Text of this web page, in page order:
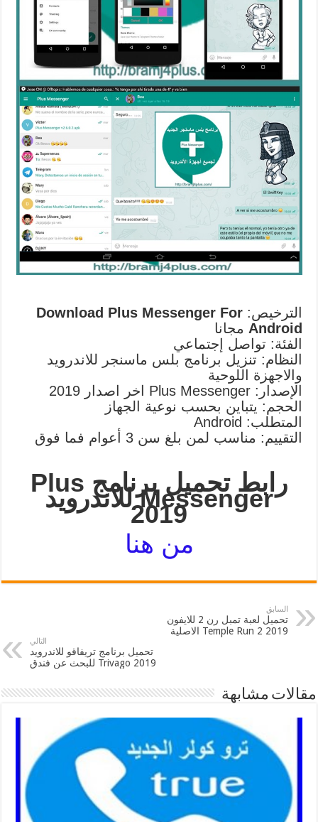
الترخيص:Download Plus Messenger For
Android مجانا
الفئة: تواصل إجتماعي
النظام: تنزيل برنامج بلس ماسنجر للاندرويد
والاجهزة اللوحية
الإصدار: Plus Messenger اخر اصدار 2019
الحجم: يتباين بحسب نوعية الجهاز
المتطلب: Android
التقييم: مناسب لمن بلغ سن 3 أعوام فما فوق
رابط تحميل برنامج Plus
Messenger للاندرويد
2019
من هنا
السابق
تحميل لعبة تمبل رن 2 للايفون
2019 Temple Run 2 الاصلية
التالي
تحميل برنامج تريفاقو للاندرويد
2019 Trivago للبحث عن فندق
مقالات مشابهة